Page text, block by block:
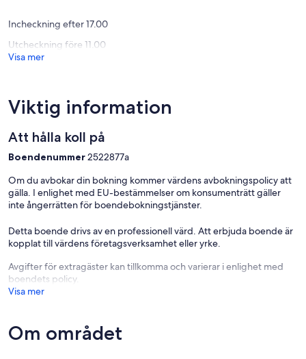
Incheckning efter 17.00
Utcheckning före 11.00
Visa mer
Viktig information
Att hålla koll på
Boendenummer2522877a
Om du avbokar din bokning kommer värdens avbokningspolicy att
gälla. I enlighet med EU-bestämmelser om konsumenträtt gäller
inte ångerrätten för boendebokningstjänster.
Detta boende drivs av en professionell värd. Att erbjuda boende är
kopplat till värdens företagsverksamhet eller yrke.
Avgifter för extragäster kan tillkomma och varierar i enlighet med
boendets policy.
Visa mer
Om området